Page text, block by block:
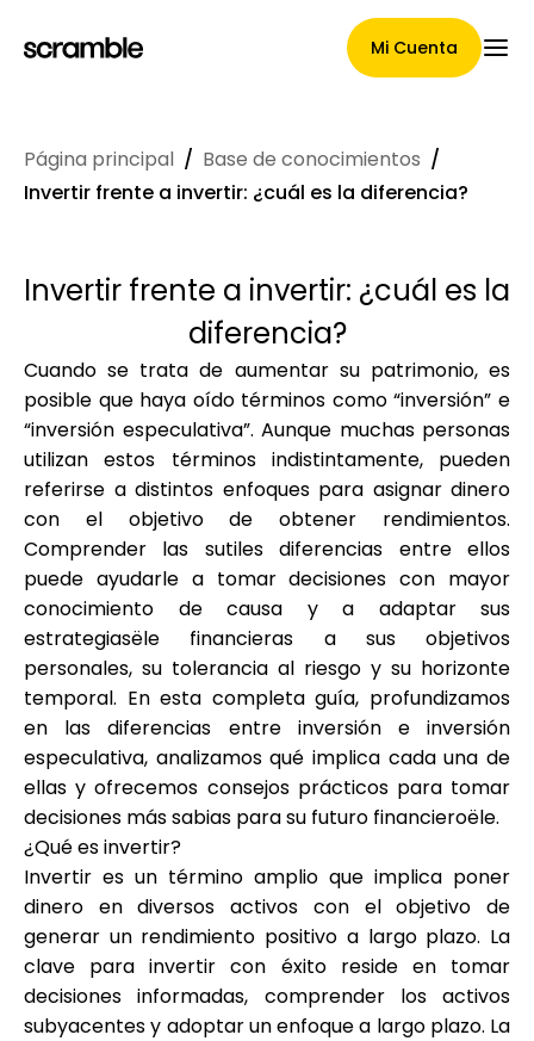
Mi Cuenta
Página Principal
Términos de asignación de
reclamaciones
Galería de marcas
Selección de marca
Calculadoras
Historial de Rondas
Blog
Contáctenos
Página principal / Base de conocimientos /
Invertir frente a invertir: ¿cuál es la diferencia?
Invertir frente a invertir: ¿cuál es la
diferencia?
Cuando se trata de aumentar su patrimonio, es
posible que haya oído términos como “inversión” e
“inversión especulativa”. Aunque muchas personas
utilizan estos términos indistintamente, pueden
referirse a distintos enfoques para asignar dinero
con el objetivo de obtener rendimientos.
Comprender las sutiles diferencias entre ellos
puede ayudarle a tomar decisiones con mayor
conocimiento de causa y a adaptar sus
estrategiasële financieras a sus objetivos
personales, su tolerancia al riesgo y su horizonte
temporal. En esta completa guía, profundizamos
en las diferencias entre inversión e inversión
especulativa, analizamos qué implica cada una de
ellas y ofrecemos consejos prácticos para tomar
decisiones más sabias para su futuro financieroële.
¿Qué es invertir?
Invertir es un término amplio que implica poner
dinero en diversos activos con el objetivo de
generar un rendimiento positivo a largo plazo. La
clave para invertir con éxito reside en tomar
decisiones informadas, comprender los activos
subyacentes y adoptar un enfoque a largo plazo. La